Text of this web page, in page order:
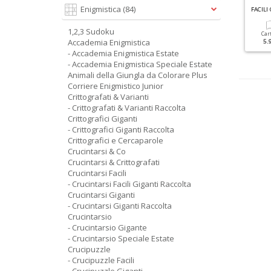
R
ACCOLTA ENIGMISTICA GIGANTE N.5
Digitale
2.90 € 5.90 €
Enigmistica (84)
1,2,3 Sudoku
Accademia Enigmistica
- Accademia Enigmistica Estate
- Accademia Enigmistica Speciale Estate
Animali della Giungla da Colorare Plus
Corriere Enigmistico Junior
Crittografati & Varianti
- Crittografati & Varianti Raccolta
Crittografici Giganti
- Crittografici Giganti Raccolta
Crittografici e Cercaparole
Crucintarsi & Co
Crucintarsi & Crittografati
Crucintarsi Facili
- Crucintarsi Facili Giganti Raccolta
Crucintarsi Giganti
- Crucintarsi Giganti Raccolta
Crucintarsio
- Crucintarsio Gigante
- Crucintarsio Speciale Estate
Crucipuzzle
- Crucipuzzle Facili